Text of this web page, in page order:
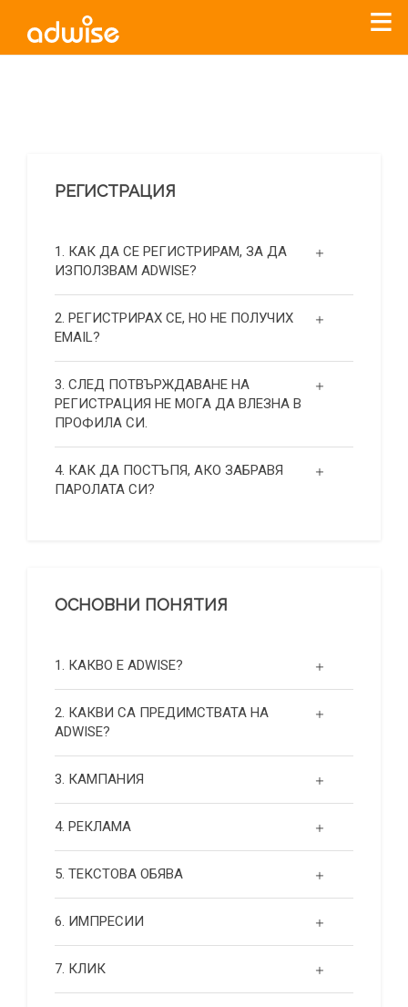
РЕГИСТРАЦИЯ
1. КАК ДА СЕ РЕГИСТРИРАМ, ЗА ДА
ИЗПОЛЗВАМ ADWISE?
2. РЕГИСТРИРАХ СЕ, НО НЕ ПОЛУЧИХ
EMAIL?
3. СЛЕД ПОТВЪРЖДАВАНЕ НА
РЕГИСТРАЦИЯ НЕ МОГА ДА ВЛЕЗНА В
ПРОФИЛА СИ.
4. КАК ДА ПОСТЪПЯ, АКО ЗАБРАВЯ
ПАРОЛАТА СИ?
ОСНОВНИ ПОНЯТИЯ
1. КАКВО Е ADWISE?
2. КАКВИ СА ПРЕДИМСТВАТА НА
ADWISE?
3. КАМПАНИЯ
4. РЕКЛАМА
5. ТЕКСТОВА ОБЯВА
6. ИМПРЕСИИ
7. КЛИК